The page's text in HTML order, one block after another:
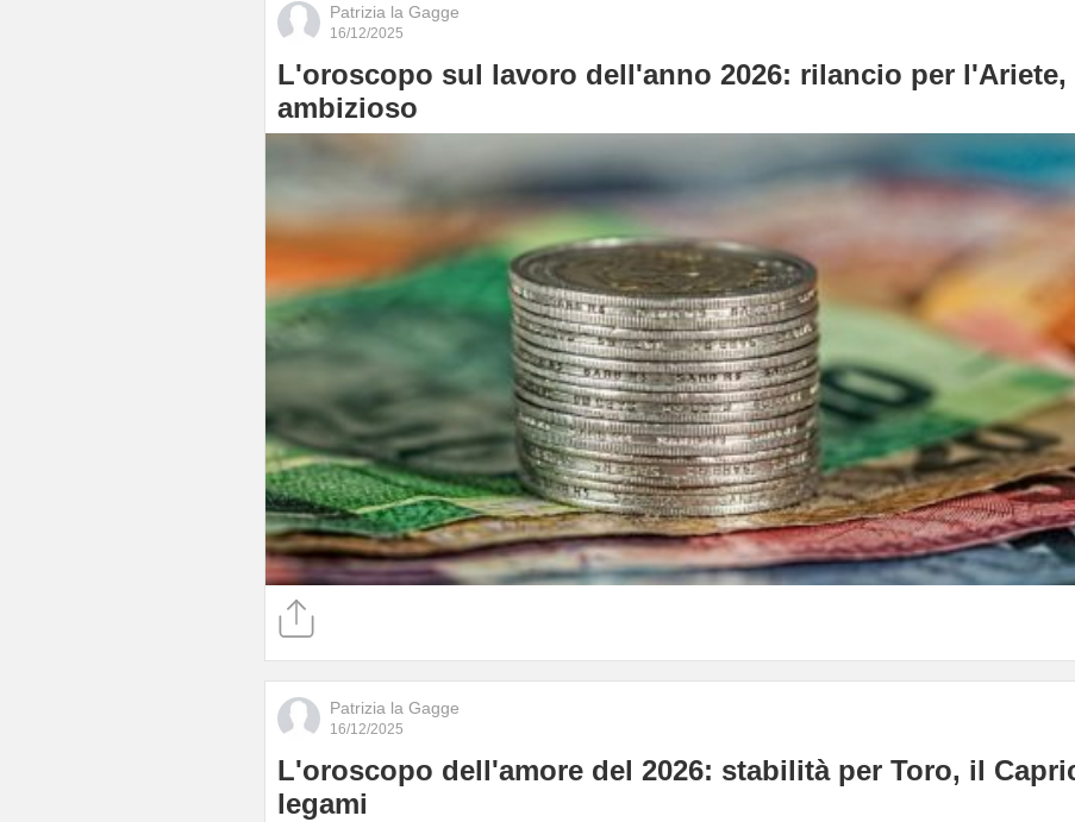
Patrizia la Gagge
16/12/2025
L'oroscopo sul lavoro dell'anno 2026: rilancio per l'Ariete,
ambizioso
Patrizia la Gagge
16/12/2025
L'oroscopo dell'amore del 2026: stabilità per Toro, il
legami